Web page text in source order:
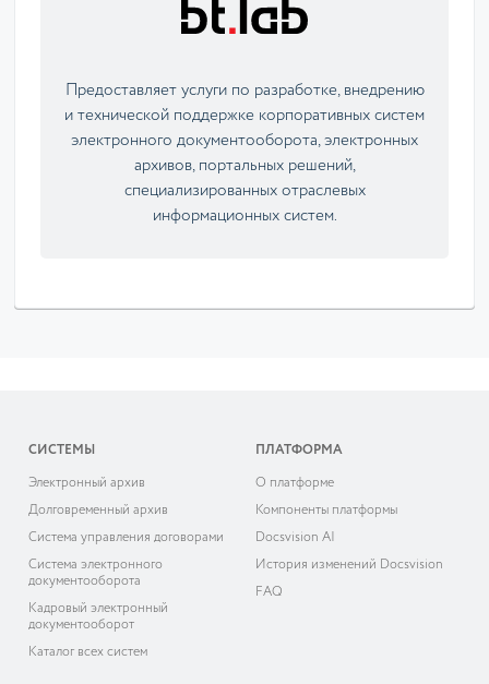
Предоставляет услуги по разработке, внедрению
и технической поддержке корпоративных систем
электронного документооборота, электронных
архивов, портальных решений,
специализированных отраслевых
информационных систем.
СИСТЕМЫ
Электронный архив
Долговременный архив
Система управления договорами
Система электронного
документооборота
Кадровый электронный
документооборот
Каталог всех систем
ПЛАТФОРМА
О платформе
Компоненты платформы
Docsvision AI
История изменений Docsvision
FAQ